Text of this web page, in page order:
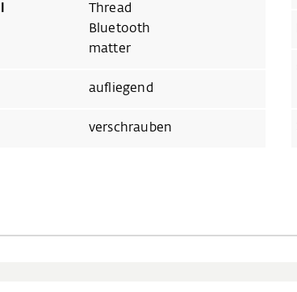
Thread
Bluetooth
matter
aufliegend
verschrauben